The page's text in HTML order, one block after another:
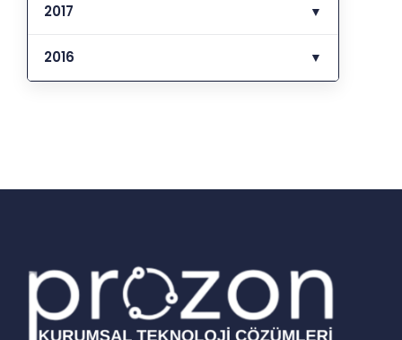
2017 ▼
2016 ▼